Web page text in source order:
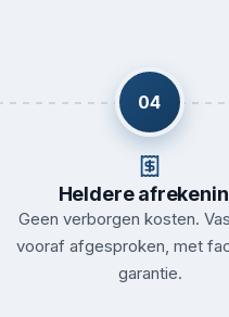
04
Heldere
Geen verborgen kosten.
vooraf afgesproken, met
garantie.